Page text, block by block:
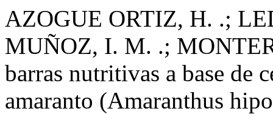
AZOGUE ORTIZ, H. .;
MUÑOZ, I. M. .;
barras nutritivas a base de
amaranto (Amaranthus